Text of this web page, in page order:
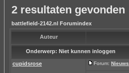
2 resultaten gevonden
battlefield-2142.nl Forumindex
Auteur
Onderwerp: Niet kunnen inloggen
cupidsrose Forum: Nieuws